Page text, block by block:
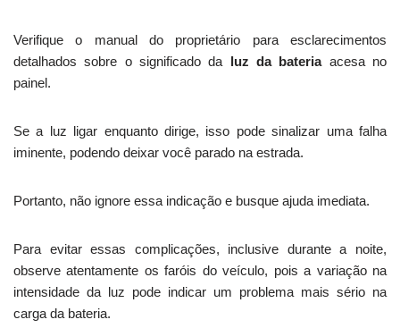
Verifique o manual do proprietário para esclarecimentos
detalhados sobre o significado da luz da bateriaacesa no
painel.
Se a luz ligar enquanto dirige, isso pode sinalizar uma falha
iminente, podendo deixar você parado na estrada.
Portanto, não ignore essa indicação e busque ajuda imediata.
Para evitar essas complicações, inclusive durante a noite,
observe atentamente os faróis do veículo, pois a variação na
intensidade da luz pode indicar um problema mais sério na
carga da bateria.